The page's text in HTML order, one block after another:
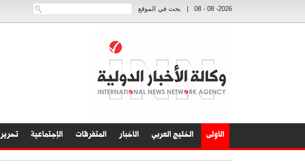
2026- 08 - 08 بحث في الموقع
الأولى الخليج العربي الأخبار المتفرقات الإجتماعية تحرير